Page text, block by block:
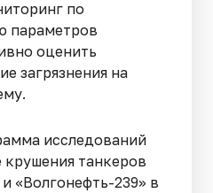
по
параметров
оценить
загрязнения на
исследований
крушения танкеров
«Волгонефть-239» в